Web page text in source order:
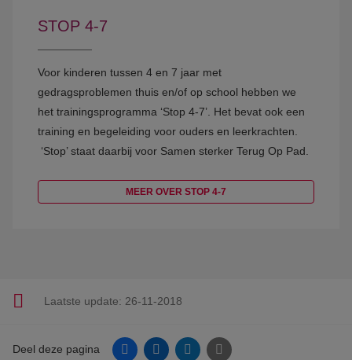
STOP 4-7
Voor kinderen tussen 4 en 7 jaar met
gedragsproblemen thuis en/of op school hebben we
het trainingsprogramma ‘Stop 4-7’. Het bevat ook een
training en begeleiding voor ouders en leerkrachten.
‘Stop’ staat daarbij voor Samen sterker Terug Op Pad.
MEER OVER STOP 4-7
Laatste update: 26-11-2018
Deel deze pagina FacebookLinkedinTwitter E-mail